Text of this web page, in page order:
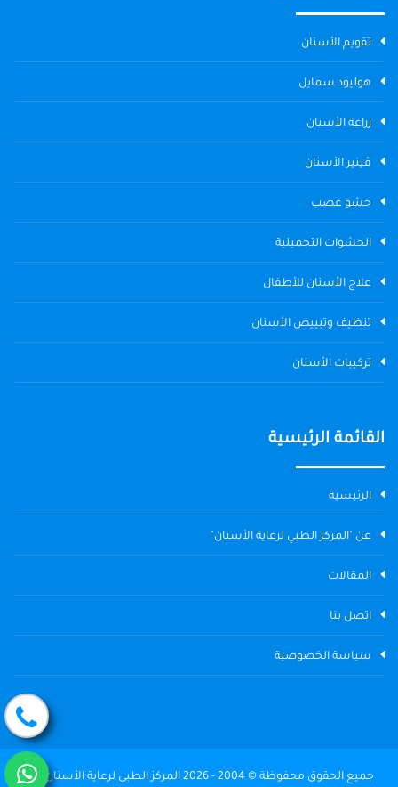
تقويم الأسنان
هوليود سمايل
زراعة الأسنان
ڤينير الأسنان
حشو عصب
الحشوات التجميلية
علاج الأسنان للأطفال
تنظيف وتبييض الأسنان
تركيبات الأسنان
القائمة الرئيسية
الرئيسية
عن "المركز الطبي لرعاية الأسنان"
المقالات
اتصل بنا
سياسة الخصوصية
جميع الحقوق محفوظة © 2004 - 2026 المركز الطبي لرعاية الأسنان The